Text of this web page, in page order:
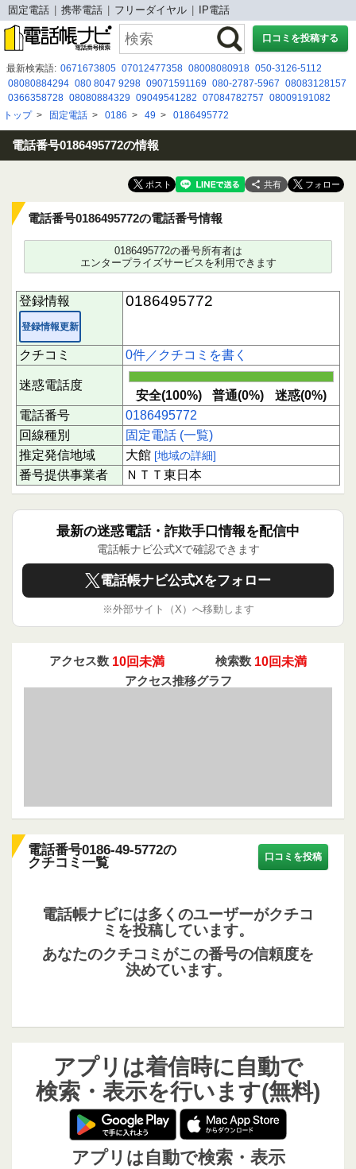
固定電話 携帯電話 フリーダイヤル IP電話
口コミを投稿する
最新検索語: 0671673805 07012477358 08008080918 050-3126-5112
08080884294 080 8047 9298 09071591169 080-2787-5967 08083128157
0366358728 08080884329 09049541282 07084782757 08009191082
0120-835-296 09041456556 0800 500 8188 05057858994
08041214481 08005008224 05031076991 090-6903-9531 05031014795
0120912268
トップ> 固定電話 > 0186 > 49 > 0186495772
電話番号0186495772の情報
共有
電話番号0186495772の電話番号情報
0186495772の番号所有者は
エンタープライズサービスを利用できます
登録情報
登録情報更新
0186495772
クチコミ 0件／クチコミを書く
迷惑電話度
安全(100%) 普通(0%)
迷惑(0%)
電話番号
0186495772
回線種別
固定電話 (一覧)
推定発信地域
大館 [地域の詳細]
番号提供事業者 ＮＴＴ東日本
最新の迷惑電話・詐欺手口情報を配信中
電話帳ナビ公式Xで確認できます
電話帳ナビ公式Xをフォロー
※外部サイト（X）へ移動します
アクセス数 10回未満 検索数 10回未満
アクセス推移グラフ
電話番号0186-49-5772の
クチコミ一覧
口コミを投稿
電話帳ナビには多くのユーザーがクチコ
ミを投稿しています。
あなたのクチコミがこの番号の信頼度を
決めています。
アプリは着信時に自動で
検索・表示を行います(無料)
アプリは自動で検索・表示